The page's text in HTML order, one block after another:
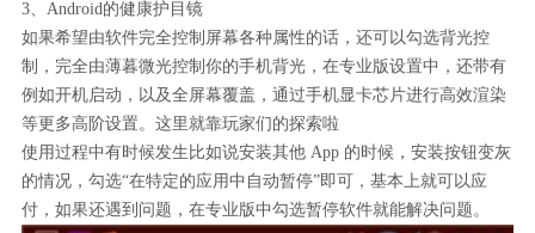
3、Android的健康护目镜
如果希望由软件完全控制屏幕各种属性的话，还可以勾选背光控
制，完全由薄暮微光控制你的手机背光，在专业版设置中，还带有
例如开机启动，以及全屏幕覆盖，通过手机显卡芯片进行高效渲染
等更多高阶设置。这里就靠玩家们的探索啦
使用过程中有时候发生比如说安装其他 App 的时候，安装按钮变灰
的情况，勾选“在特定的应用中自动暂停”即可，基本上就可以应
付，如果还遇到问题，在专业版中勾选暂停软件就能解决问题。